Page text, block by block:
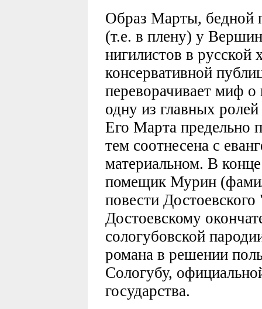
Образ Марты, бедной
(т.е. в плену) у
нигилистов в русской
консервативной
переворачивает миф
одну из главных
Его Марта предельно
тем соотнесена с
материальном. В
помещик Мурин
повести
Достоевскому
сологубовской
романа в решении
Сологубу,
государства.